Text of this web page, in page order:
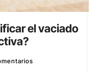
el vaciado